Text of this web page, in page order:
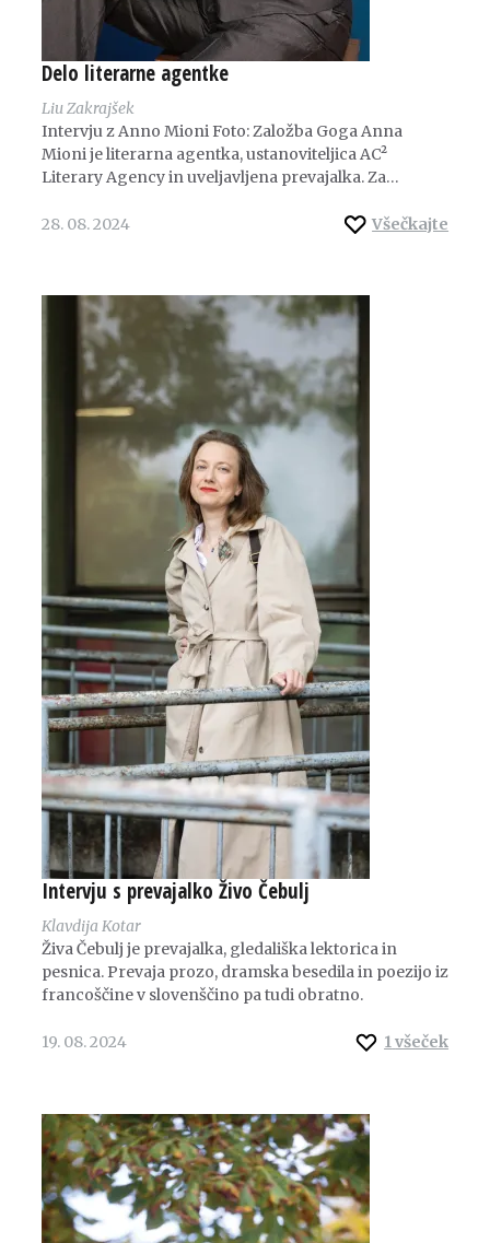
Delo literarne agentke
Liu Zakrajšek
Intervju z Anno Mioni Foto: Založba Goga Anna
Mioni je literarna agentka, ustanoviteljica AC²
Literary Agency in uveljavljena prevajalka. Za…
Všečkajte
28. 08. 2024
Intervju s prevajalko Živo Čebulj
Klavdija Kotar
Živa Čebulj je prevajalka, gledališka lektorica in
pesnica. Prevaja prozo, dramska besedila in poezijo iz
francoščine v slovenščino pa tudi obratno.
1všeček
19. 08. 2024